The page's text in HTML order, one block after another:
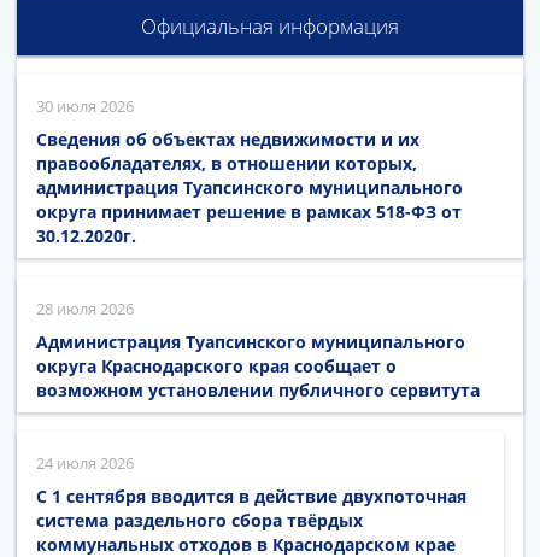
Официальная информация
30 июля 2026
Сведения об объектах недвижимости и их
правообладателях, в отношении которых,
администрация Туапсинского муниципального
округа принимает решение в рамках 518-ФЗ от
30.12.2020г.
28 июля 2026
Администрация Туапсинского муниципального
округа Краснодарского края сообщает о
возможном установлении публичного сервитута
24 июля 2026
С 1 сентября вводится в действие двухпоточная
система раздельного сбора твёрдых
коммунальных отходов в Краснодарском крае